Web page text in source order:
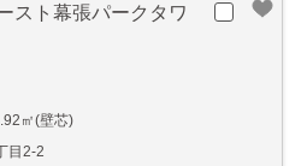
スト幕張パークタワ
㎡(壁芯)
目2-2